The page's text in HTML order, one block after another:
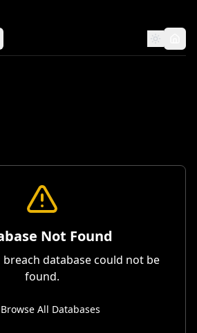
Not Found
database could not be
found.
Browse All Databases